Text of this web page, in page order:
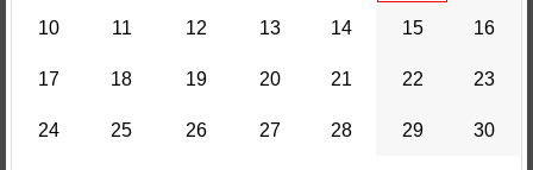
10 11 12 13 14 15 16
17 18 19 20 21 22 23
24 25 26 27 28 29 30